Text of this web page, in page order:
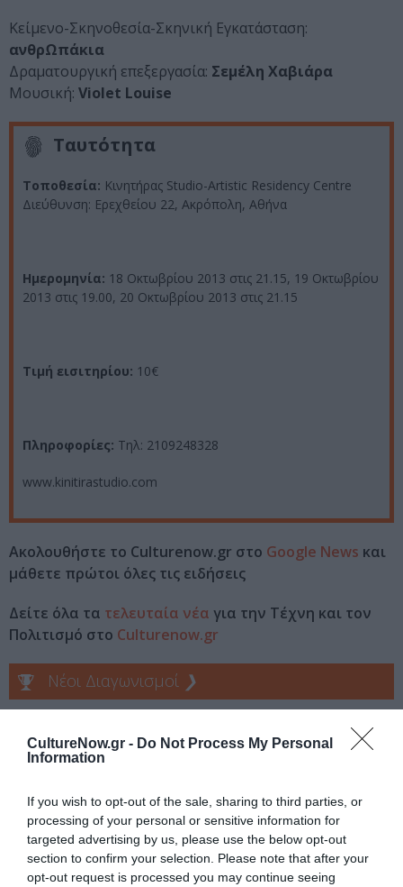
CultureNow.gr - Do Not Process My Personal
Information
If you wish to opt-out of the sale, sharing to third parties, or
processing of your personal or sensitive information for
targeted advertising by us, please use the below opt-out
section to confirm your selection. Please note that after your
opt-out request is processed you may continue seeing
Κείμενο-Σκηνοθεσία-Σκηνική Εγκατάσταση:
ανθρΩπάκια
Δραματουργική επεξεργασία: Σεμέλη Χαβιάρα
Μουσική: Violet Louise
Ταυτότητα
Τοποθεσία: Κινητήρας Studio-Artistic Residency Centre
Διεύθυνση: Ερεχθείου 22, Ακρόπολη, Αθήνα
Ημερομηνία: 18 Οκτωβρίου 2013 στις 21.15, 19 Οκτωβρίου
2013 στις 19.00, 20 Οκτωβρίου 2013 στις 21.15
Τιμή εισιτηρίου: 10€
Πληροφορίες: Τηλ: 2109248328
www.kinitirastudio.com
Ακολουθήστε το Culturenow.gr στο Google News και
μάθετε πρώτοι όλες τις ειδήσεις
Δείτε όλα τα τελευταία νέα για την Τέχνη και τον
Πολιτισμό στο Culturenow.gr
Νέοι Διαγωνισμοί ❯
VIOLET LOUISE
Newsletter
Κάθε βδομάδα στο e-mail σας τα τελευταία νέα για